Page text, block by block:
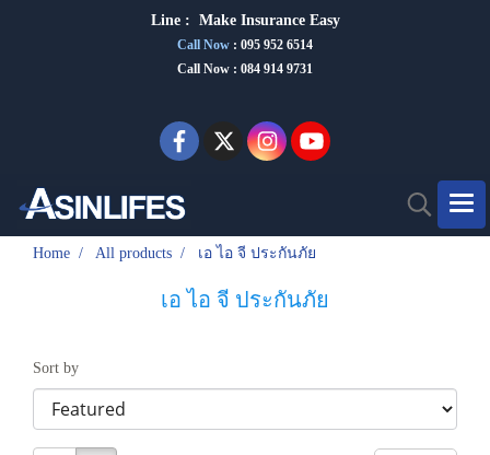
Line : Make Insurance Easy
Call Now : 095 952 6514
Call Now : 084 914 9731
Home All products เอ ไอ จี ประกันภัย
เอ ไอ จี ประกันภัย
Sort by